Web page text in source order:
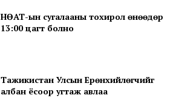
НӨАТ-ын сугалааны тохирол өнөөдөр
13:00 цагт болно
Тажикистан Улсын Ерөнхийлөгчийг
албан ёсоор угтаж авлаа